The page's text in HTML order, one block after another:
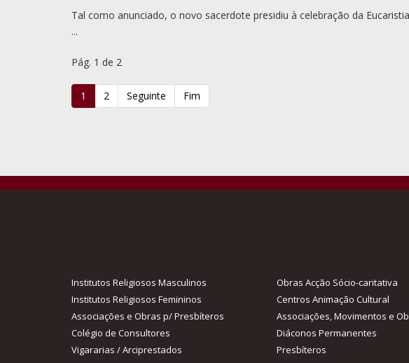
Tal como anunciado, o novo sacerdote presidiu à celebração da
...
Pág. 1 de 2
1 2 Seguinte Fim
Institutos Religiosos Masculinos
Institutos Religiosos Femininos
Associações e Obras p/ Presbíteros
Colégio de Consultores
Vigararias / Arciprestados
Obras Acção Sócio-caritativa
Centros Animação Cultural
Associações, Movimentos e
Diáconos Permanentes
Presbíteros